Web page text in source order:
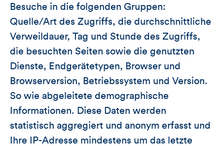
Besuche in die folgenden Gruppen:
Quelle/Art des Zugriffs, die durchschnittliche
Verweildauer, Tag und Stunde des Zugriffs,
die besuchten Seiten sowie die genutzten
Dienste, Endgerätetypen, Browser und
Browserversion, Betriebssystem und Version.
So wie abgeleitete demographische
Informationen. Diese Daten werden
statistisch aggregiert und anonym erfasst und
Ihre IP-Adresse mindestens um das letzte